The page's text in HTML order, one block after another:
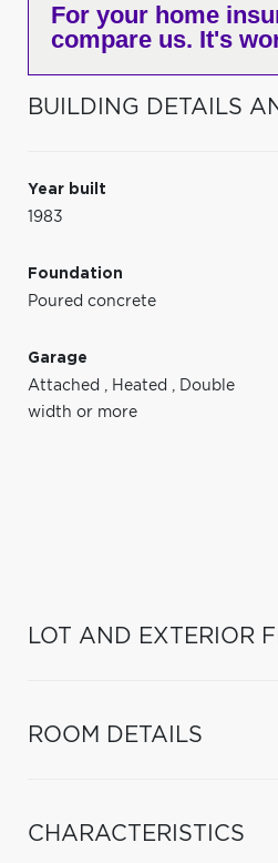
For your home
compare us. It's
BUILDING DETAILS
Year built
1983
Foundation
Poured concrete
Garage
Attached , Heated , Double
width or more
LOT AND EXTERIOR
ROOM DETAILS
CHARACTERISTICS